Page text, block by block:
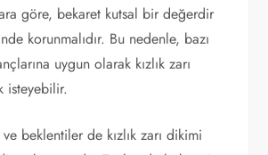
göre, bekaret kutsal bir değerdir
korunmalıdır. Bu nedenle, bazı
uygun olarak kızlık zarı
isteyebilir.
ve beklentiler de kızlık zarı dikimi